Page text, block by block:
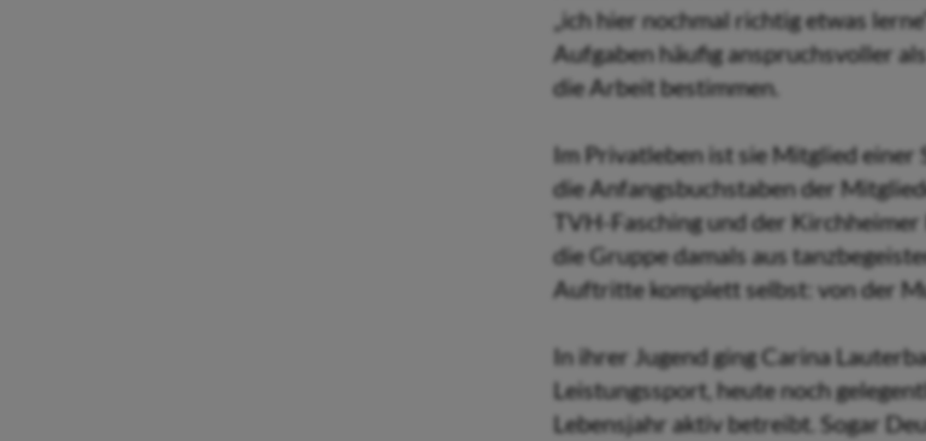
„ich hier nochmal richtig etwas
Aufgaben häufig anspruchsvoller
die Arbeit bestimmen.
Im Privatleben ist sie Mitglied einer
die Anfangsbuchstaben der
TVH-Fasching und der
die Gruppe damals aus
Auftritte komplett selbst: von der
In ihrer Jugend ging Carina
Leistungssport, heute noch
Lebensjahr aktiv betreibt. Sogar